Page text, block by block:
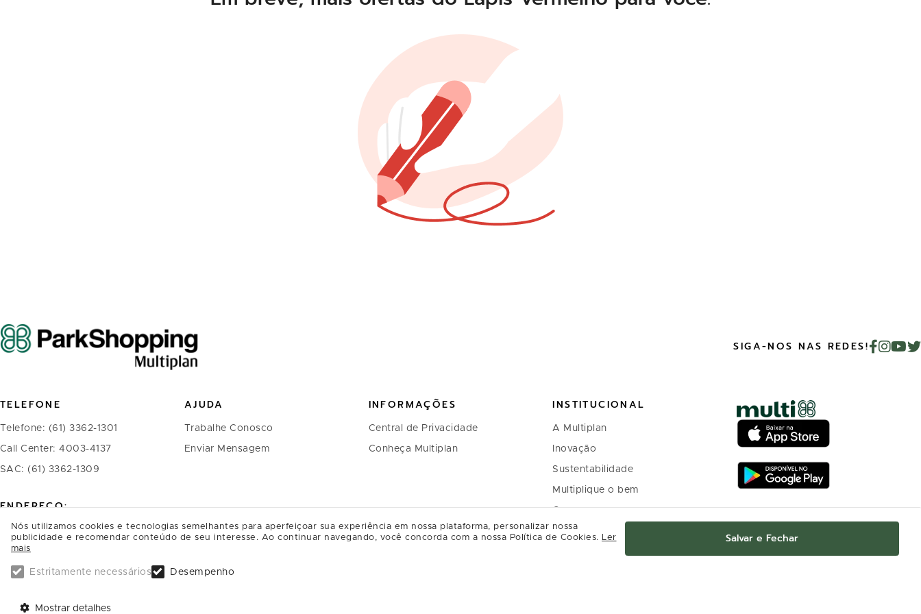
SIGA-NOS NAS REDES!
TELEFONE
Telefone: (61) 3362-1301
Call Center: 4003-4137
SAC: (61) 3362-1309
ENDEREÇO:
ParkShopping, SAI/SO Área 6580
Brasília - DF
CEP: 71219-900
SAIBA COMO CHEGAR
AJUDA
Trabalhe Conosco
Enviar Mensagem
INFORMAÇÕES
Central de Privacidade
Conheça Multiplan
INSTITUCIONAL
A Multiplan
Inovação
Sustentabilidade
Multiplique o bem
Governança
Relação com investidores
Regulamento Programa de
Nós utilizamos cookies e tecnologias semelhantes para aperfeiçoar sua experiência em nossa plataforma, personalizar nossa
publicidade e recomendar conteúdo de seu interesse. Ao continuar navegando, você concorda com a nossa Política de Cookies. Ler
mais
Estritamente necessários Desempenho
Mostrar detalhes
Salvar e Fechar